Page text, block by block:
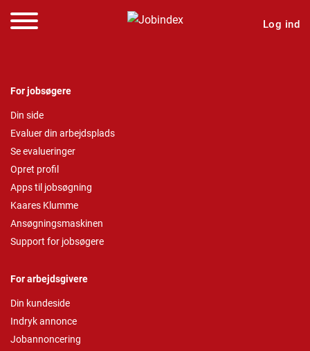
Log ind
For jobsøgere
Din side
Evaluer din arbejdsplads
Se evalueringer
Opret profil
Apps til jobsøgning
Kaares Klumme
Ansøgningsmaskinen
Support for jobsøgere
For arbejdsgivere
Din kundeside
Indryk annonce
Jobannoncering